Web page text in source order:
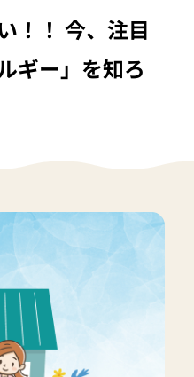
！！ 今、注目
ギー」を知ろ